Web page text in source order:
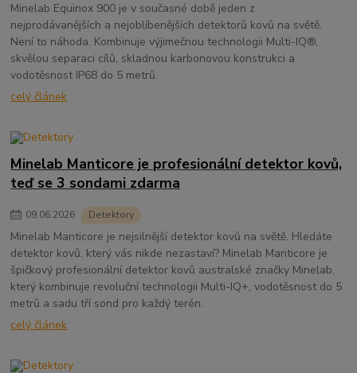
Minelab Equinox 900 je v současné době jeden z
nejprodávanějších a nejoblíbenějších detektorů kovů na světě.
Není to náhoda. Kombinuje výjimečnou technologii Multi-IQ®,
skvělou separaci cílů, skladnou karbonovou konstrukci a
vodotěsnost IP68 do 5 metrů.
celý článek
Minelab Manticore je profesionální detektor kovů,
teď se 3 sondami zdarma
09.06.2026 Detektory
Minelab Manticore je nejsilnější detektor kovů na světě. Hledáte
detektor kovů, který vás nikde nezastaví? Minelab Manticore je
špičkový profesionální detektor kovů australské značky Minelab,
který kombinuje revoluční technologii Multi-IQ+, vodotěsnost do 5
metrů a sadu tří sond pro každý terén.
celý článek